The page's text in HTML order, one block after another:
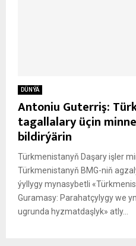
DÜNÝÄ
Antoniu Guterriş:
tagallalary üçin
bildirýärin
Türkmenistanyň Daşary işler
Türkmenistanyň BMG-niň
ýyllygy mynasybetli
Guramasy: Parahatçylygy we
ugrunda hyzmatdaşlyk» atly...